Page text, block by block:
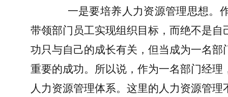
一是要培养人力资源管理思想。
带领部门员工实现组织目标，而绝不是
功只与自己的成长有关，但当成为一名
重要的成功。所以说，作为一名部门经
人力资源管理体系。这里的人力资源管